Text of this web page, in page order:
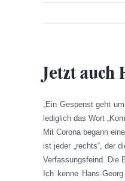
Jetzt auch
„Ein Gespenst geht
lediglich das Wort
Mit Corona begann
ist jeder „rechts“, der
Verfassungsfeind. Die
Ich kenne Hans-